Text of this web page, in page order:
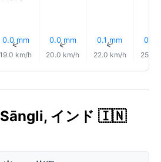
0.0 mm
↑
19.0 km/h
0.0 mm
↑
20.0 km/h
0.1 mm
↑
22.0 km/h
0.1
25.0
Sāngli, インド 🇮🇳